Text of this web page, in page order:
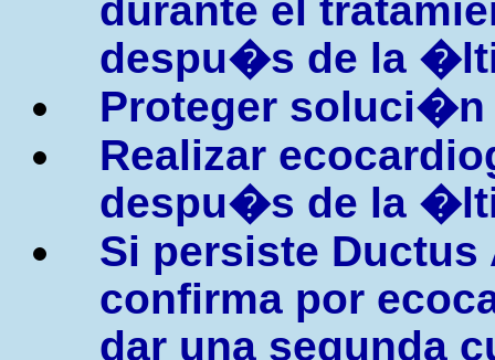
durante el
despu�s de la
Proteger soluci�n
Realizar
despu�s de la
Si persiste
confirma por
dar una segunda